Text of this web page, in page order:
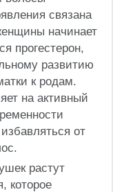
связана
начинает
прогестерон,
развитию
к родам.
на активный
от
растут
которое